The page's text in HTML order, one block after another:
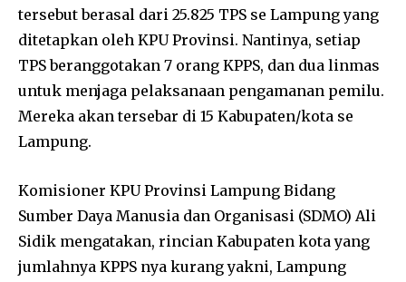
tersebut berasal dari 25.825 TPS se Lampung yang
ditetapkan oleh KPU Provinsi. Nantinya, setiap
TPS beranggotakan 7 orang KPPS, dan dua linmas
untuk menjaga pelaksanaan pengamanan pemilu.
Mereka akan tersebar di 15 Kabupaten/kota se
Lampung.
Komisioner KPU Provinsi Lampung Bidang
Sumber Daya Manusia dan Organisasi (SDMO) Ali
Sidik mengatakan, rincian Kabupaten kota yang
jumlahnya KPPS nya kurang yakni, Lampung